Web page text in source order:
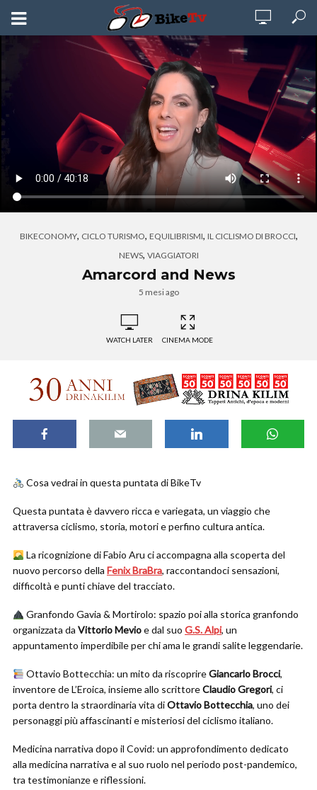
BIKECONOMY, CICLO TURISMO, EQUILIBRISMI, IL CICLISMO DI BROCCI,
NEWS, VIAGGIATORI
Amarcord and News
5 mesi ago
WATCH LATER CINEMA MODE
Cosa vedrai in questa puntata di BikeTv
Questa puntata è davvero ricca e variegata, un viaggio che
attraversa ciclismo, storia, motori e perfino cultura antica.
La ricognizione di Fabio Aru ci accompagna alla scoperta del
nuovo percorso della Fenix BraBra, raccontandoci sensazioni,
difficoltà e punti chiave del tracciato.
Granfondo Gavia & Mortirolo: spazio poi alla storica granfondo
organizzata da Vittorio Mevioe dal suo G.S. Alpi, un
appuntamento imperdibile per chi ama le grandi salite leggendarie.
Ottavio Bottecchia: un mito da riscoprireGiancarlo Brocci,
inventore de L’Eroica, insieme allo scrittoreClaudio Gregori, ci
porta dentro la straordinaria vita diOttavio Bottecchia, uno dei
personaggi più affascinanti e misteriosi del ciclismo italiano.
Medicina narrativa dopo il Covid: un approfondimento dedicato
alla medicina narrativa e al suo ruolo nel periodo post-pandemico,
tra testimonianze e riflessioni.